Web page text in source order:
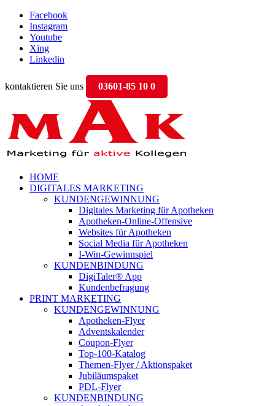
Facebook
Instagram
Youtube
Xing
Linkedin
kontaktieren Sie uns 03601-85 10 0
HOME
DIGITALES MARKETING
KUNDENGEWINNUNG
Digitales Marketing für Apotheken
Apotheken-Online-Offensive
Websites für Apotheken
Social Media für Apotheken
I-Win-Gewinnspiel
KUNDENBINDUNG
DigiTaler® App
Kundenbefragung
PRINT MARKETING
KUNDENGEWINNUNG
Apotheken-Flyer
Adventskalender
Coupon-Flyer
Top-100-Katalog
Themen-Flyer / Aktionspaket
Jubiläumspaket
PDL-Flyer
KUNDENBINDUNG